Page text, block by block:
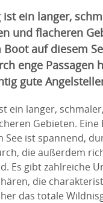
ist ein langer,
und flacheren
auf diesem
enge Passagen
gute
ein langer,
Gebieten. Eine
See ist spannend,
die außerdem
Es gibt zahlreiche
die
das totale